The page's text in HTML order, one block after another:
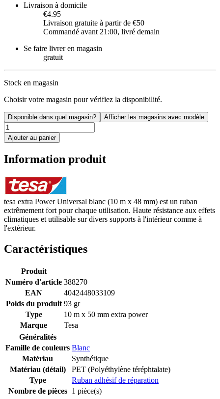
Livraison à domicile
€4.95
Livraison gratuite à partir de €50
Commandé avant 21:00, livré demain
Se faire livrer en magasin
gratuit
Stock en magasin
Choisir votre magasin pour vérifiez la disponibilité.
Disponible dans quel magasin? Afficher les magasins avec modèle
Ajouter au panier
Information produit
tesa extra Power Universal blanc (10 m x 48 mm) est un ruban
extrêmement fort pour chaque utilisation. Haute résistance aux effets
climatiques et utilisable sur divers supports à l'intérieur comme à
l'extérieur.
Caractéristiques
Produit
Numéro d'article 388270
EAN
4042448033109
Poids du produit 93 gr
Type
10 m x 50 mm extra power
Marque
Tesa
Généralités
Famille de couleurs Blanc
Matériau
Synthétique
Matériau (détail)
PET (Polyéthylène téréphtalate)
Type
Ruban adhésif de réparation
Nombre de pièces
1 pièce(s)